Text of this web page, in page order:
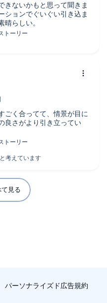
きないかもと思って聞きま
ションでぐいぐい引き込ま
晴らしい。
ごく合ってて、情景が目に
良さがより引き立ってい
見る
パーソナライズド広告規約